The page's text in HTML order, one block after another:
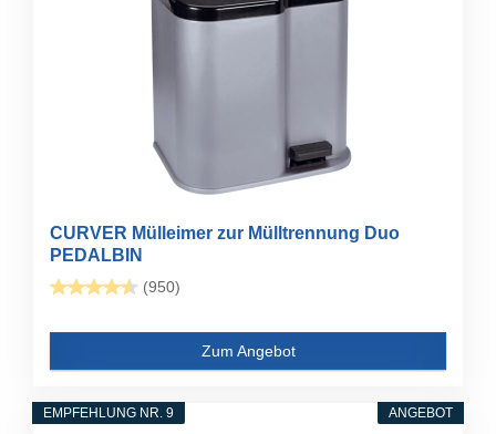
CURVER Mülleimer zur Mülltrennung Duo
PEDALBIN
(950)
Zum Angebot
ANGEBOT
EMPFEHLUNG NR. 9